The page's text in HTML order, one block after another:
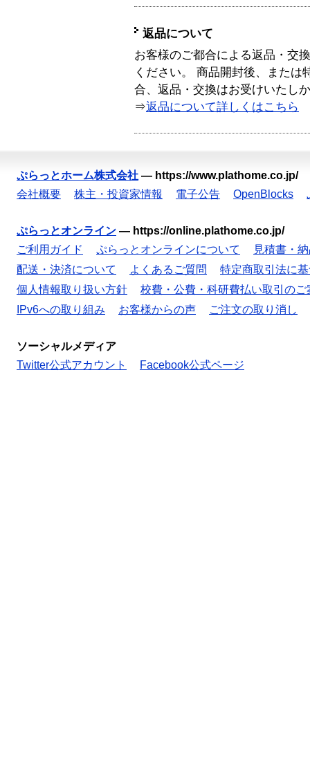
返品について
お客様のご都合による返品・交
ください。 商品開封後、または
合、返品・交換はお受けいたし
⇒返品について詳しくはこちら
ぷらっとホーム株式会社 — https://www.plathome.co.jp/
会社概要
株主・投資家情報 電子公告 OpenBlocks
ぷらっとオンライン — https://online.plathome.co.jp/
ご利用ガイド
ぷらっとオンラインについて
見積書・
配送・決済について
よくあるご質問
特定商取引法に
個人情報取り扱い方針
校費・公費・科研費払い取引のご
IPv6への取り組み
お客様からの声 ご注文の取り消し
ソーシャルメディア
Twitter公式アカウント
Facebook公式ページ